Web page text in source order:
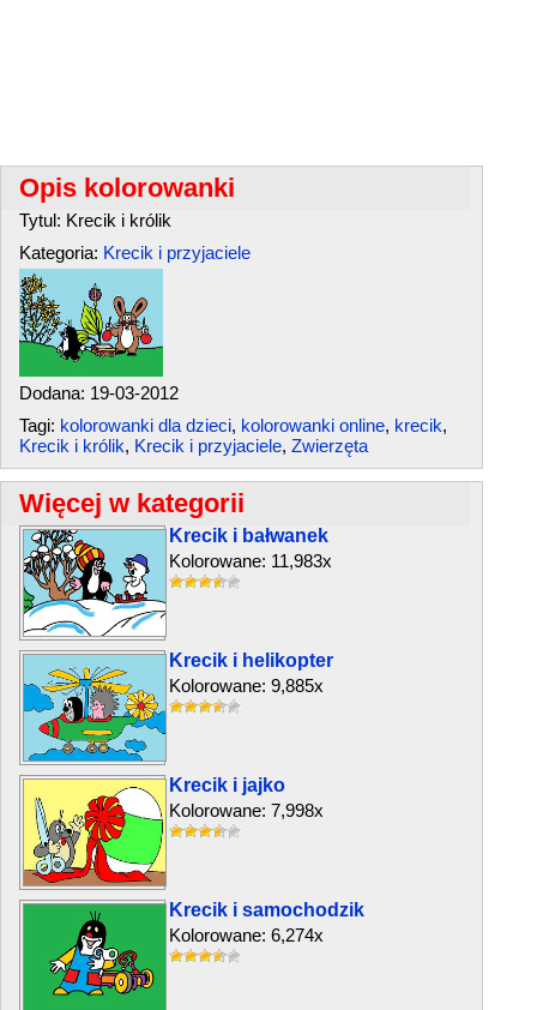
Opis kolorowanki
Tytul: Krecik i królik
Kategoria: Krecik i przyjaciele
Dodana: 19-03-2012
Tagi: kolorowanki dla dzieci, kolorowanki online, krecik,
Krecik i królik, Krecik i przyjaciele, Zwierzęta
Więcej w kategorii
Krecik i bałwanek
Kolorowane: 11,983x
Krecik i helikopter
Kolorowane: 9,885x
Krecik i jajko
Kolorowane: 7,998x
Krecik i samochodzik
Kolorowane: 6,274x